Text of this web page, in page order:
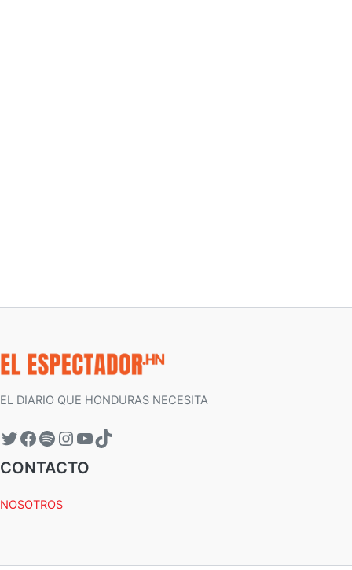
EL DIARIO QUE HONDURAS NECESITA
CONTACTO
NOSOTROS